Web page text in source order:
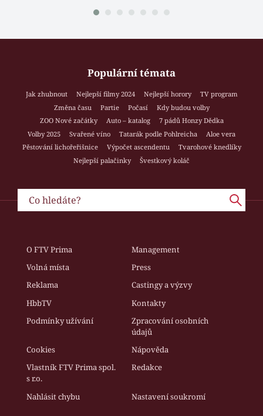
Populární témata
Jak zhubnout Nejlepší filmy 2024 Nejlepší horory
TV program
Změna času
Partie Počasí
Kdy budou volby
ZOO Nové začátky
Auto – katalog
7 pádů Honzy Dědka
Volby 2025
Svařené víno Tatarák podle Pohlreicha
Aloe vera
Pěstování lichořeřišnice
Výpočet ascendentu
Tvarohové knedlíky
Nejlepší palačinky
Švestkový koláč
O FTV Prima
Management
Volná místa
Press
Reklama
Castingy a výzvy
HbbTV
Kontakty
Podmínky užívání
Zpracování osobních
údajů
Cookies
Nápověda
Vlastník FTV Prima spol.
s r.o.
Redakce
Nahlásit chybu Nastavení soukromí